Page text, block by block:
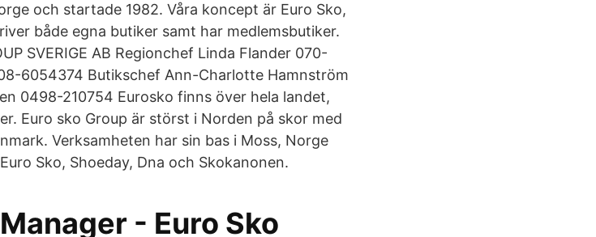
och startade 1982. Våra koncept är Euro Sko,
både egna butiker samt har medlemsbutiker.
SVERIGE AB Regionchef Linda Flander 070-
6054374 Butikschef Ann-Charlotte Hamnström
0498-210754 Eurosko finns över hela landet,
Euro sko Group är störst i Norden på skor med
Verksamheten har sin bas i Moss, Norge
Sko, Shoeday, Dna och Skokanonen.
- Euro Sko